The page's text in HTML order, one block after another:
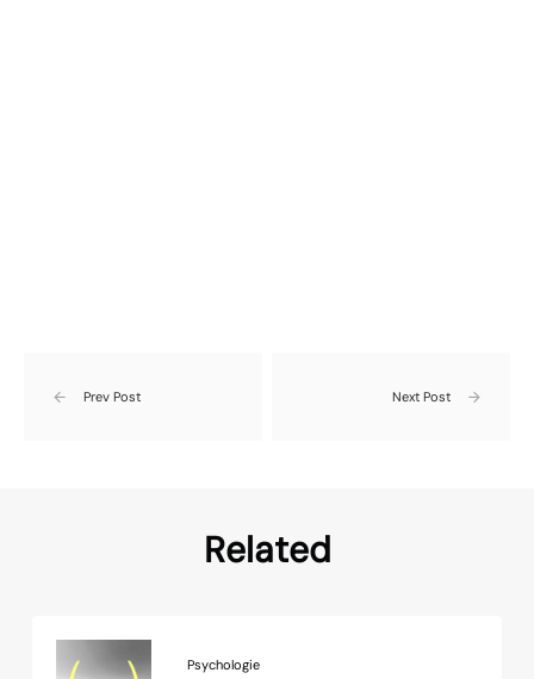
Prev Post Next Post
Related
Psychologie